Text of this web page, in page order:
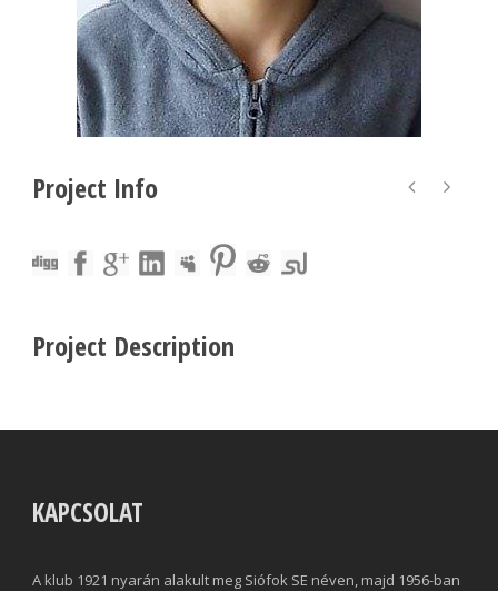
Project Info
Project Description
KAPCSOLAT
A klub 1921 nyarán alakult meg Siófok SE néven, majd 1956-ban